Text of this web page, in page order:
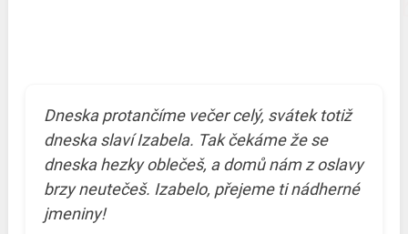
Dneska protančíme večer celý, svátek totiž
dneska slaví Izabela. Tak čekáme že se
dneska hezky oblečeš, a domů nám z oslavy
brzy neutečeš. Izabelo, přejeme ti nádherné
jmeniny!